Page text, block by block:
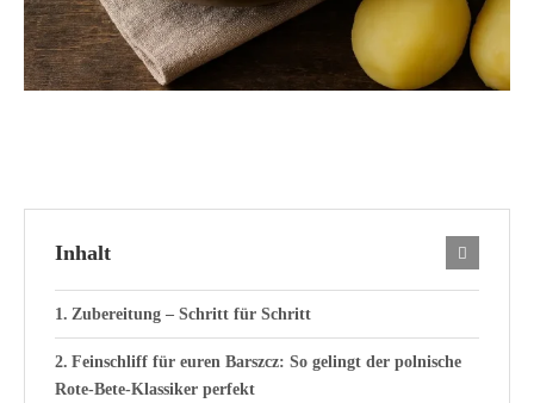
Inhalt
Zubereitung – Schritt für Schritt
Feinschliff für euren Barszcz: So gelingt der polnische
Rote-Bete-Klassiker perfekt